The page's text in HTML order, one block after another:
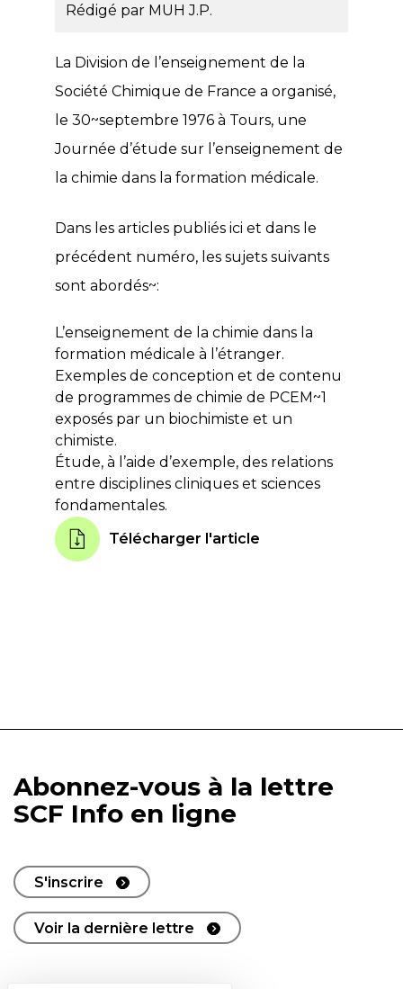
Rédigé par MUH J.P.
La Division de l’enseignement de la
Société Chimique de France a organisé,
le 30~septembre 1976 à Tours, une
Journée d’étude sur l’enseignement de
la chimie dans la formation médicale.
Dans les articles publiés ici et dans le
précédent numéro, les sujets suivants
sont abordés~:
L’enseignement de la chimie dans la
formation médicale à l’étranger.
Exemples de conception et de contenu
de programmes de chimie de PCEM~1
exposés par un biochimiste et un
chimiste.
Étude, à l’aide d’exemple, des relations
entre disciplines cliniques et sciences
fondamentales.
Télécharger l'article
Abonnez-vous à la lettre
SCF Info en ligne
S'inscrire
Voir la dernière lettre